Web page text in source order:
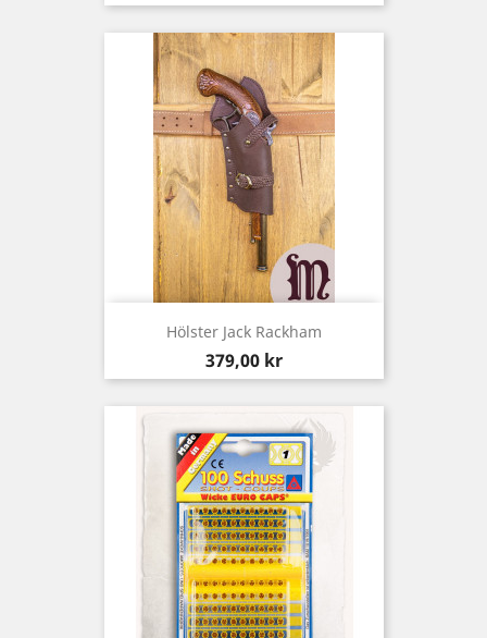
Hölster Jack Rackham
Pris
379,00 kr